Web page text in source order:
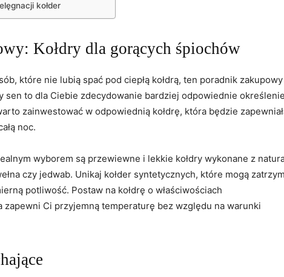
kołder
Kołdry dla ​gorących śpiochów
które nie lubią ‍spać pod ciepłą ‌kołdrą, ten poradnik‌
sen to dla Ciebie zdecydowanie bardziej ​odpowiednie
zainwestować w odpowiednią kołdrę, która⁣ będzie
noc.
wyborem są przewiewne i lekkie kołdry wykonane ⁤z
czy jedwab. Unikaj kołder⁤ syntetycznych, które mogą
potliwość. Postaw na kołdrę⁢ o właściwościach
Ci przyjemną temperaturę bez ‌względu na warunki